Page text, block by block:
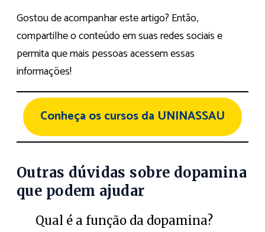
Gostou de acompanhar este artigo? Então,
compartilhe o conteúdo em suas redes sociais e
permita que mais pessoas acessem essas
informações!
Conheça os cursos da UNINASSAU
Outras dúvidas sobre dopamina
que podem ajudar
Qual é a função da dopamina?